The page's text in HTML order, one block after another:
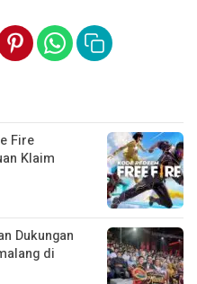
Fire
Klaim
Dukungan
di